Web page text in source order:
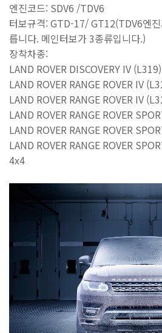
엔진코드: SDV6 /TDV6
터보규격: GTD-17/ GT12(TDV6엔
릅니다. 메인터보가 3종류입니다.)
장착차종:
LAND ROVER DISCOVERY IV
LAND ROVER RANGE ROVER IV
LAND ROVER RANGE ROVER IV
LAND ROVER RANGE ROVER
LAND ROVER RANGE ROVER
LAND ROVER RANGE ROVER
4x4